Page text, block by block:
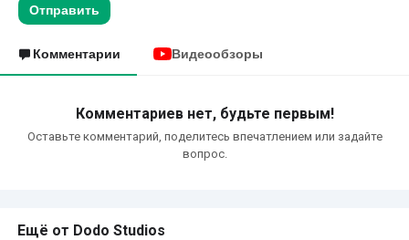
Отправить
Комментарии Видеообзоры
Комментариев нет, будьте первым!
Оставьте комментарий, поделитесь впечатлением или задайте
вопрос.
Ещё от Dodo Studios